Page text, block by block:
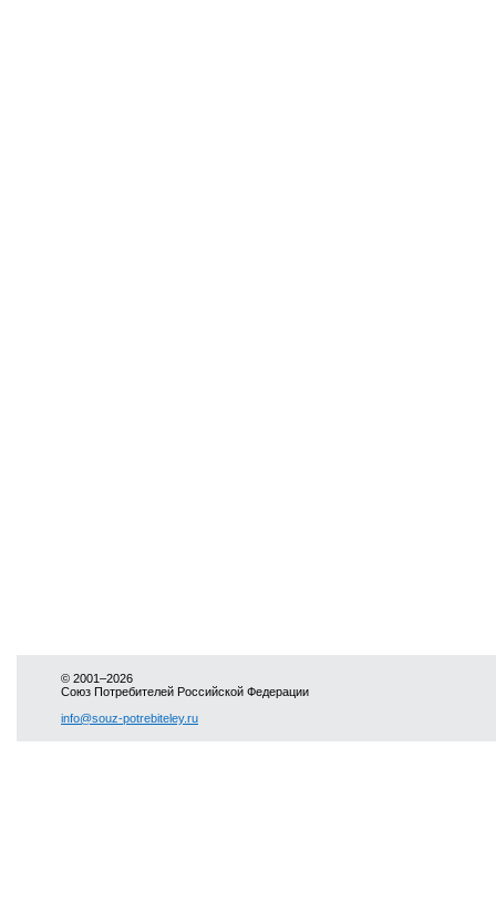
© 2001–2026
Союз Потребителей Российской Федерации
info@souz-potrebiteley.ru